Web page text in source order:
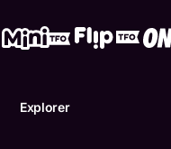
Explorer
Confidentialité